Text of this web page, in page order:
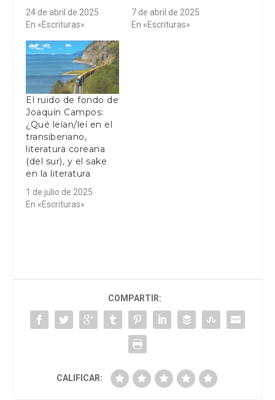
24 de abril de 2025
En «Escrituras»
7 de abril de 2025
En «Escrituras»
El ruido de fondo de
Joaquín Campos:
¿Qué leían/leí en el
transiberiano,
literatura coreana
(del sur), y el sake
en la literatura
1 de julio de 2025
En «Escrituras»
COMPARTIR:
CALIFICAR: